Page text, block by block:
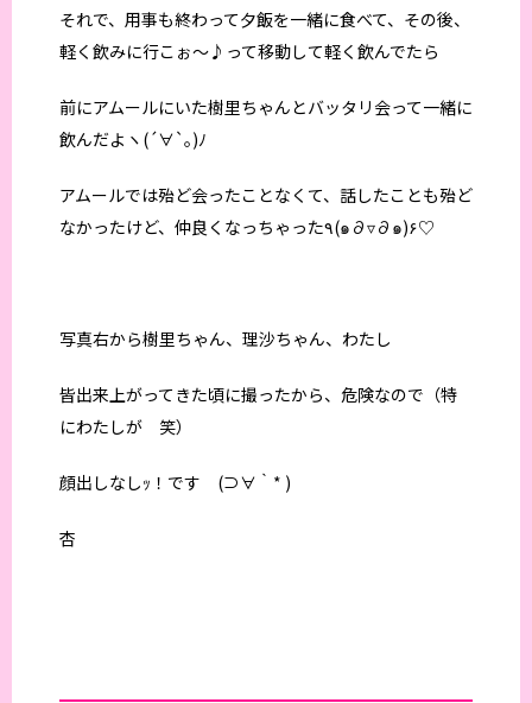
それで、用事も終わって夕飯を一緒に食べて、その後、
軽く飲みに行こぉ〜♪って移動して軽く飲んでたら
前にアムールにいた樹里ちゃんとバッタリ会って一緒に
飲んだよヽ(´∀`｡)ﾉ
アムールでは殆ど会ったことなくて、話したことも殆ど
なかったけど、仲良くなっちゃった٩(๑∂▿∂๑)۶♡
写真右から樹里ちゃん、理沙ちゃん、わたし
皆出来上がってきた頃に撮ったから、危険なので（特
にわたしが 笑）
顔出しなしｯ！です (⊃∀｀* )
杏